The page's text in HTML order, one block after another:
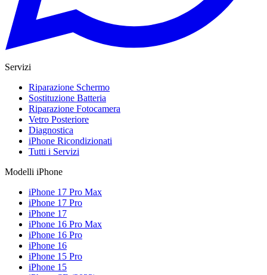
Servizi
Riparazione Schermo
Sostituzione Batteria
Riparazione Fotocamera
Vetro Posteriore
Diagnostica
iPhone Ricondizionati
Tutti i Servizi
Modelli iPhone
iPhone 17 Pro Max
iPhone 17 Pro
iPhone 17
iPhone 16 Pro Max
iPhone 16 Pro
iPhone 16
iPhone 15 Pro
iPhone 15